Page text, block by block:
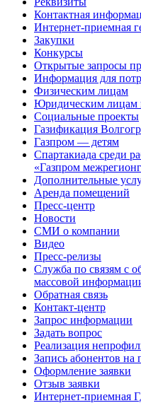
Контактная
Интернет-приемная
Закупки
Конкурсы
Открытые запросы
Информация для
Физическим лицам
Юридическим
Социальные проекты
Газификация
Газпром — детям
Спартакиада среди
«Газпром
Дополнительные
Аренда помещений
Пресс-центр
Новости
СМИ о компании
Видео
Пресс-релизы
Служба по связям с
массовой
Обратная связь
Контакт-центр
Запрос информации
Задать вопрос
Реализация
Запись абонентов на
Оформление заявки
Отзыв заявки
Интернет-приемная